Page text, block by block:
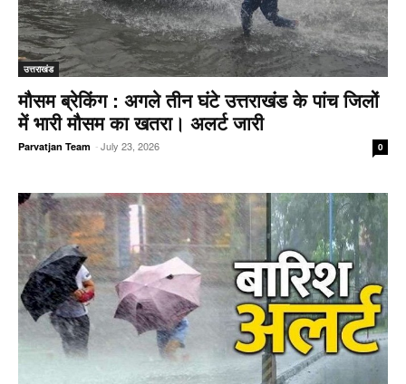
उत्तराखंड
मौसम ब्रेकिंग : अगले तीन घंटे उत्तराखंड के पांच जिलों
में भारी मौसम का खतरा। अलर्ट जारी
Parvatjan Team -July 23, 2026 0